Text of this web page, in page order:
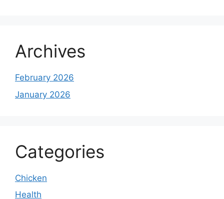
Archives
February 2026
January 2026
Categories
Chicken
Health